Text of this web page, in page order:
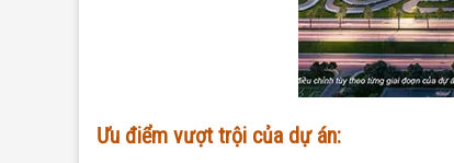
Ưu điểm vượt trội của dự án: